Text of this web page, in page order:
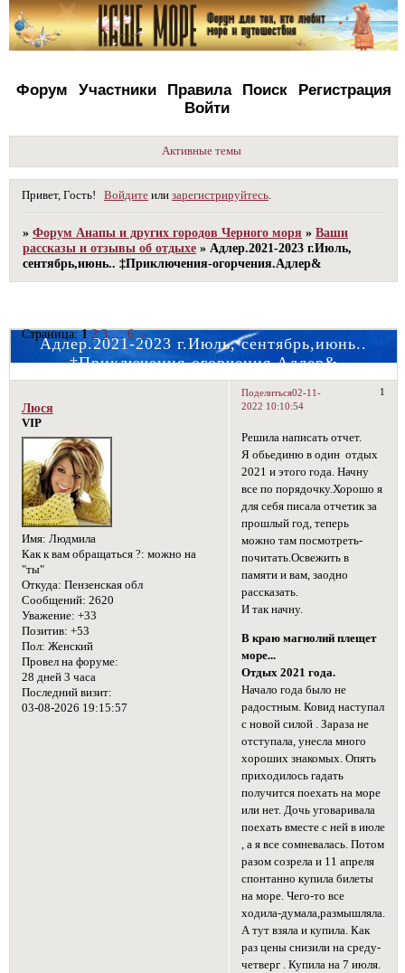
Форум Участники Правила Поиск
Регистрация
Войти
Активные темы
Привет, Гость! Войдите илизарегистрируйтесь
»Форум Анапы и других городов Черного моря »Ваши
рассказы и отзывы об отдыхе » Адлер.2021-2023 г.Июль,
сентябрь,июнь.. ‡Приключения-огорчения.Адлер&
Адлер.2021-2023 г.Июль, сентябрь,июнь..
‡Приключения-огорчения.Адлер&
Страница:1 2 3 … 6 »
Поделиться 1
02-11-
2022 10:10:54
Люся
VIP
Имя: Людмила
Как к вам обращаться ?: можно на
"ты"
Откуда: Пензенская обл
Сообщений: 2620
Уважение: +33
Позитив: +53
Пол: Женский
Провел на форуме:
28 дней 3 часа
Последний визит:
03-08-2026 19:15:57
Решила написать отчет.
Я обьединю в один отдых
2021 и этого года. Начну
все по порядочку.Хорошо я
для себя писала отчетик за
прошлый год, теперь
можно там посмотреть-
почитать.Освежить в
памяти и вам, заодно
рассказать.
И так начну.
В краю магнолий плещет
море...
Отдых 2021 года.
Начало года было не
радостным. Ковид наступал
с новой силой . Зараза не
отступала, унесла много
хороших знакомых. Опять
приходилось гадать
получится поехать на море
или нет. Дочь уговаривала
поехать вместе с ней в июле
, а я все сомневалась. Потом
разом созрела и 11 апреля
спонтанно купила билеты
на море. Чего-то все
ходила-думала,размышляла.
А тут взяла и купила. Как
раз цены снизили на среду-
четверг . Купила на 7 июля.